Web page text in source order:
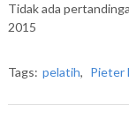
Tidak ada
2015
Tags: pelatih, Pieter